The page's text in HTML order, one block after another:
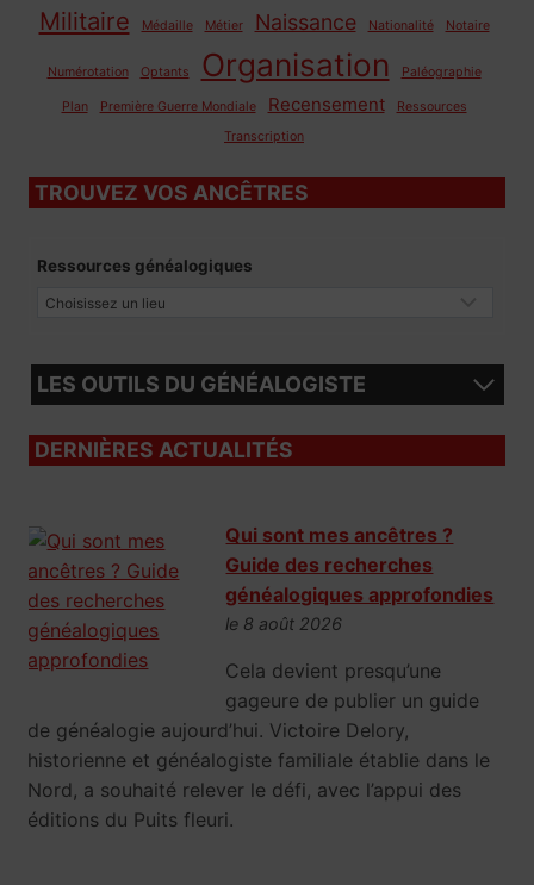
Militaire Médaille Métier Naissance Nationalité Notaire
Numérotation Optants Organisation Paléographie
Plan Première Guerre Mondiale Recensement
Ressources
Transcription
TROUVEZ VOS ANCÊTRES
Ressources généalogiques
LES OUTILS DU GÉNÉALOGISTE
DERNIÈRES ACTUALITÉS
Qui sont mes ancêtres ?
Guide des recherches
généalogiques approfondies
le 8 août 2026
Cela devient presqu’une
gageure de publier un guide
de généalogie aujourd’hui. Victoire Delory,
historienne et généalogiste familiale établie dans le
Nord, a souhaité relever le défi, avec l’appui des
éditions du Puits fleuri.